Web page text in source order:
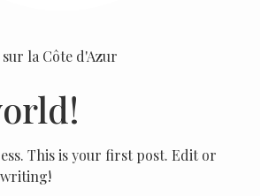
la Côte d'Azur
This is your first post. Edit or